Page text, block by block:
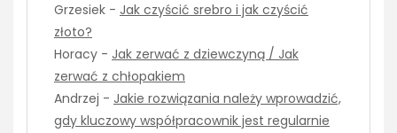
Grzesiek - Jak czyścić srebro i jak czyścić
złoto?
Horacy - Jak zerwać z dziewczyną / Jak
zerwać z chłopakiem
Andrzej - Jakie rozwiązania należy wprowadzić,
gdy kluczowy współpracownik jest regularnie